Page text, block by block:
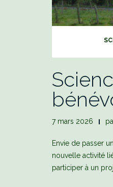
7 mars 2026
Envie de passer
nouvelle activité
participer à un